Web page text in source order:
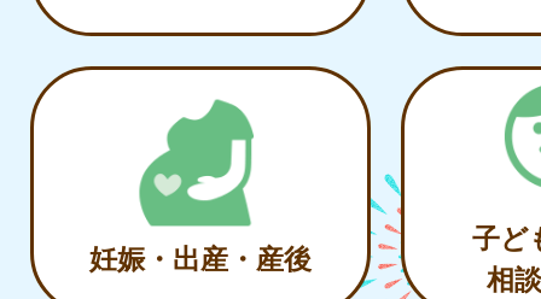
妊娠・出産・産後
子ど
相